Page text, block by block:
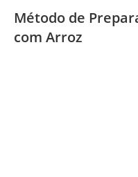
Método de
com Arroz